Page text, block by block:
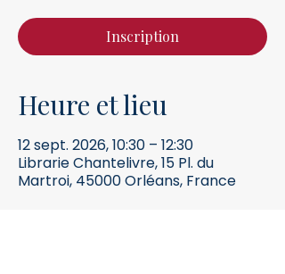
Inscription
Heure et lieu
12 sept. 2026, 10:30 – 12:30
Librarie Chantelivre, 15 Pl. du
Martroi, 45000 Orléans, France